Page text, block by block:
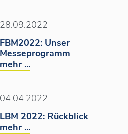
28.09.2022
FBM2022: Unser
Messeprogramm
mehr ...
04.04.2022
LBM 2022: Rückblick
mehr ...